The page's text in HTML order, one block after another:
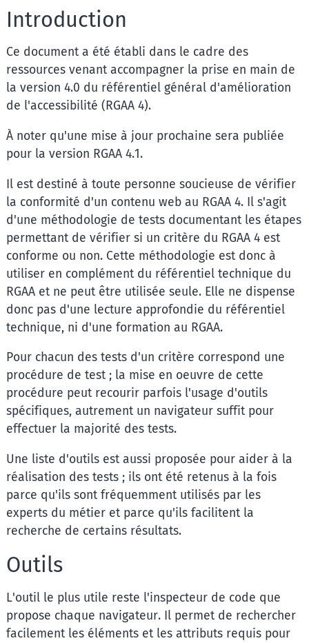
Introduction
Ce document a été établi dans le cadre des
ressources venant accompagner la prise en main de
la version 4.0 du référentiel général d'amélioration
de l'accessibilité (RGAA 4).
À noter qu'une mise à jour prochaine sera publiée
pour la version RGAA 4.1.
Il est destiné à toute personne soucieuse de vérifier
la conformité d'un contenu web au RGAA 4. Il s'agit
d'une méthodologie de tests documentant les étapes
permettant de vérifier si un critère du RGAA 4 est
conforme ou non. Cette méthodologie est donc à
utiliser en complément du référentiel technique du
RGAA et ne peut être utilisée seule. Elle ne dispense
donc pas d'une lecture approfondie du référentiel
technique, ni d'une formation au RGAA.
Pour chacun des tests d'un critère correspond une
procédure de test ; la mise en oeuvre de cette
procédure peut recourir parfois l'usage d'outils
spécifiques, autrement un navigateur suffit pour
effectuer la majorité des tests.
Une liste d'outils est aussi proposée pour aider à la
réalisation des tests ; ils ont été retenus à la fois
parce qu'ils sont fréquemment utilisés par les
experts du métier et parce qu'ils facilitent la
recherche de certains résultats.
Outils
L'outil le plus utile reste l'inspecteur de code que
propose chaque navigateur. Il permet de rechercher
facilement les éléments et les attributs requis pour